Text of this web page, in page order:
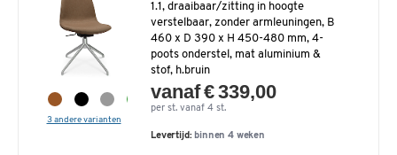
3 andere varianten
1.1, draaibaar/zitting in hoogte
verstelbaar, zonder armleuningen, B
460 x D 390 x H 450-480 mm, 4-
poots onderstel, mat aluminium &
stof, h.bruin
vanaf € 339,00
per st. vanaf 4 st.
Levertijd:binnen 4 weken